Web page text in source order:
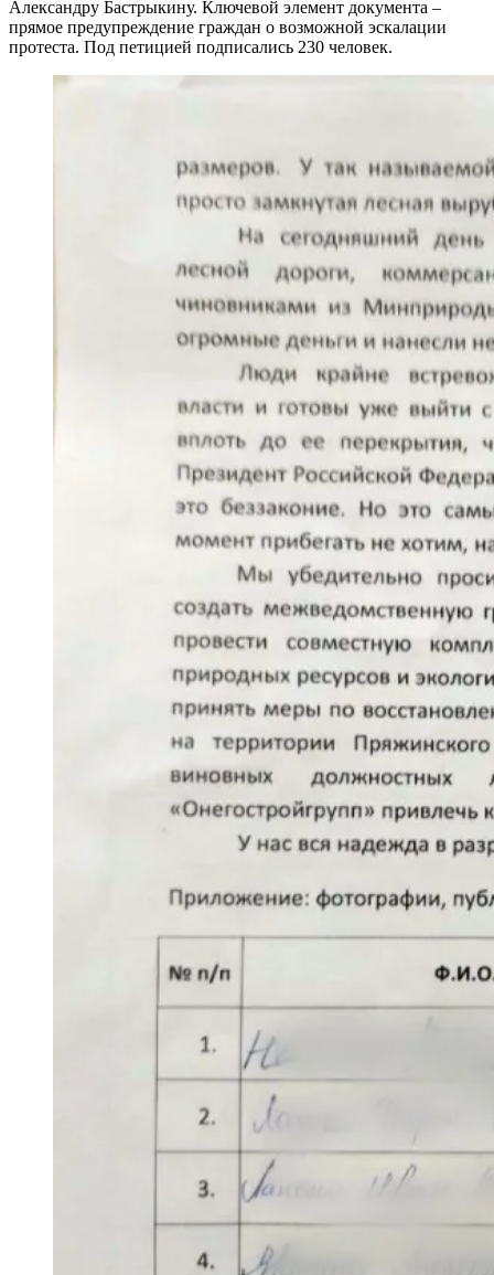
Александру Бастрыкину. Ключевой элемент документа –
прямое предупреждение граждан о возможной эскалации
протеста. Под петицией подписались 230 человек.